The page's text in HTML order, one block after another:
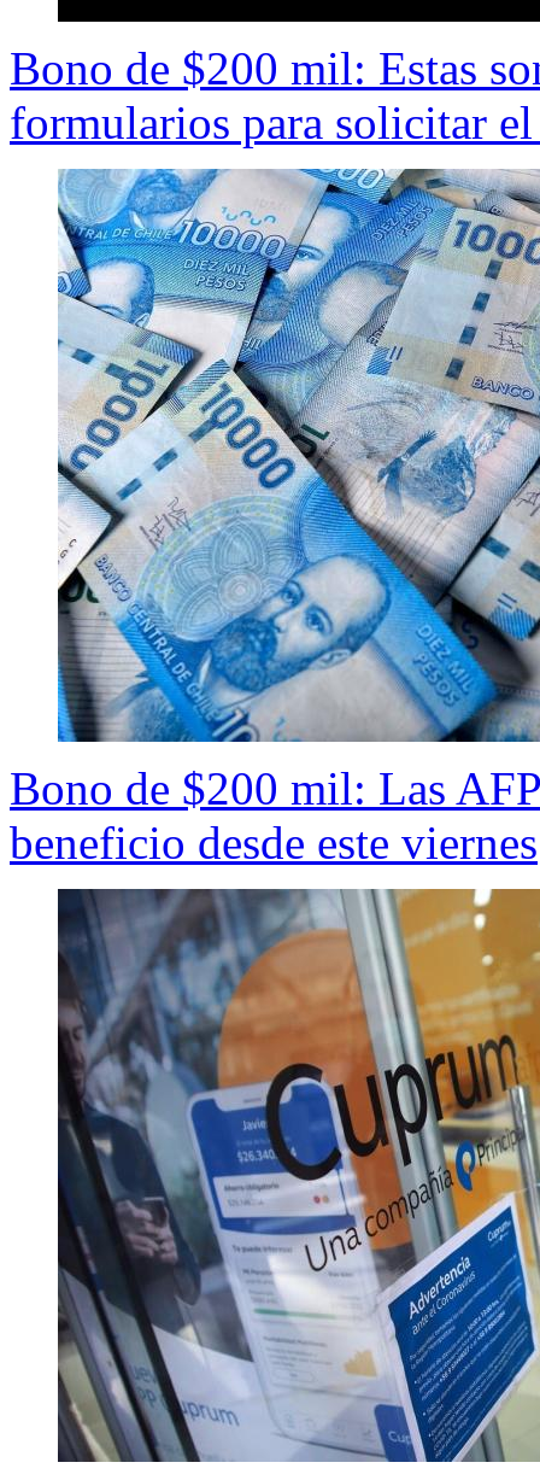
Bono de $200 mil: Estas
formularios para solicitar
Bono de $200 mil: Las
beneficio desde este viernes